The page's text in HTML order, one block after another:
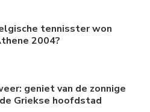
tennisster won
2004?
geniet van de zonnige
Griekse hoofdstad